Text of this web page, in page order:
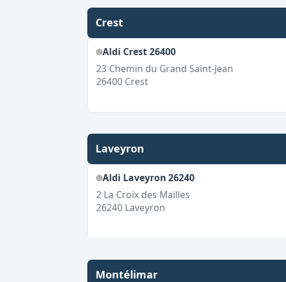
Crest
Aldi Crest 26400
23 Chemin du Grand Saint-Jean
26400 Crest
Laveyron
Aldi Laveyron 26240
2 La Croix des Mailles
26240 Laveyron
Montélimar